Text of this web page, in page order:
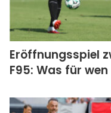
Eröffnungsspiel
F95: Was für